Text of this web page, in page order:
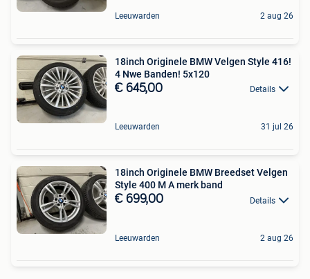
Leeuwarden 2 aug 26
18inch Originele BMW Velgen Style 416!
4 Nwe Banden! 5x120
€ 645,00 Details
Leeuwarden 31 jul 26
18inch Originele BMW Breedset Velgen
Style 400 M A merk band
€ 699,00 Details
Leeuwarden 2 aug 26